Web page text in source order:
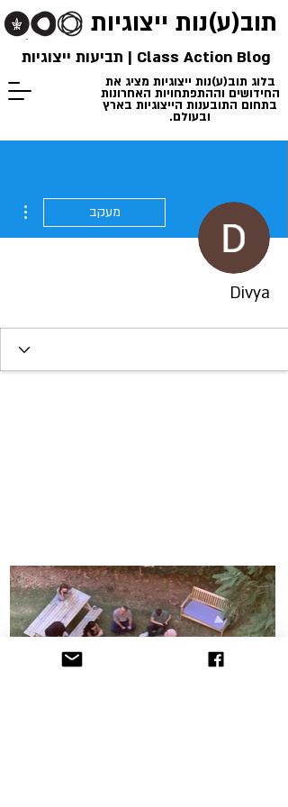
תוב(ע)נות ייצוגיות
בלוג תוב(ע)נות ייצוגיות מציג את
החידושים וההתפתחויות האחרונות
בתחום התובענות הייצוגיות בארץ
ובעולם.
Class Action Blog | תביעות ייצוגיות
מעקב
Divya